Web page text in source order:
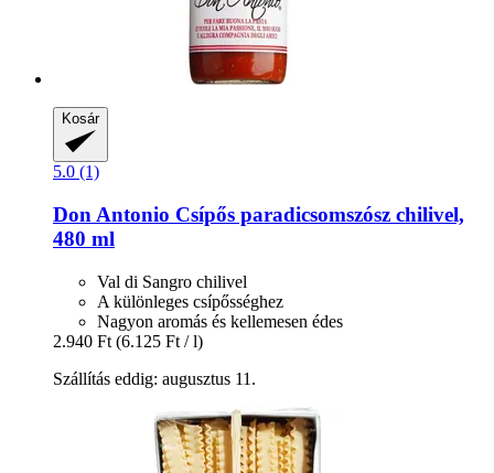
Kosár
5.0 (1)
Don Antonio Csípős paradicsomszósz chilivel,
480 ml
Val di Sangro chilivel
A különleges csípősséghez
Nagyon aromás és kellemesen édes
2.940 Ft (6.125 Ft / l)
Szállítás eddig: augusztus 11.